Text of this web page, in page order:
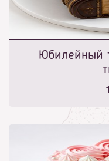
Юбилейный